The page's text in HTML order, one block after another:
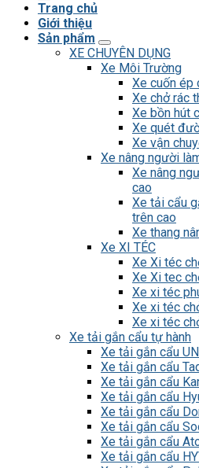
Trang chủ
Giới thiệu
Sản phẩm
XE CHUYÊN DỤNG
Xe Môi Trường
Xe cuốn ép
Xe chở rác
Xe bồn hút
Xe quét
Xe vận
Xe nâng người
Xe nâng
cao
Xe tải cẩu
trên cao
Xe thang
Xe XI TÉC
Xe Xi téc
Xe Xi tec
Xe xi téc
Xe xi téc
Xe xi téc
Xe tải gắn cẩu tự hành
Xe tải gắn cẩu
Xe tải gắn cẩu
Xe tải gắn cẩu
Xe tải gắn cẩu
Xe tải gắn cẩu
Xe tải gắn cẩu
Xe tải gắn cẩu
Xe tải gắn cẩu